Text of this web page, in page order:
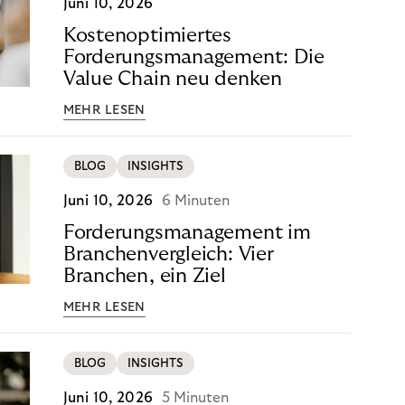
Juni 10, 2026
Kostenoptimiertes
Forderungsmanagement: Die
Value Chain neu denken
MEHR LESEN
BLOG INSIGHTS
Juni 10, 2026 6 Minuten
Forderungsmanagement im
Branchenvergleich: Vier
Branchen, ein Ziel
MEHR LESEN
BLOG INSIGHTS
Juni 10, 2026 5 Minuten